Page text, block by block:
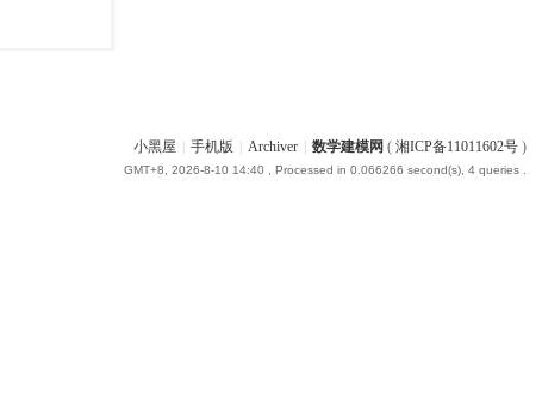
小黑屋 手机版 Archiver 数学建模网 ( 湘ICP备11011602号)
GMT+8, 2026-8-10 14:40 , Processed in 0.066266 second(s), 4 queries .